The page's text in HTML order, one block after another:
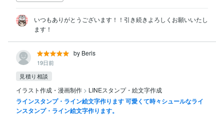
いつもありがとうございます！！引き続きよろしくお願いいたし
ます！
by Beris
19日前
見積り相談
イラスト作成・漫画制作 > LINEスタンプ・絵文字作成
ラインスタンプ・ライン絵文字作ります 可愛くて時々シュールなライ
ンスタンプ・ライン絵文字作ります。